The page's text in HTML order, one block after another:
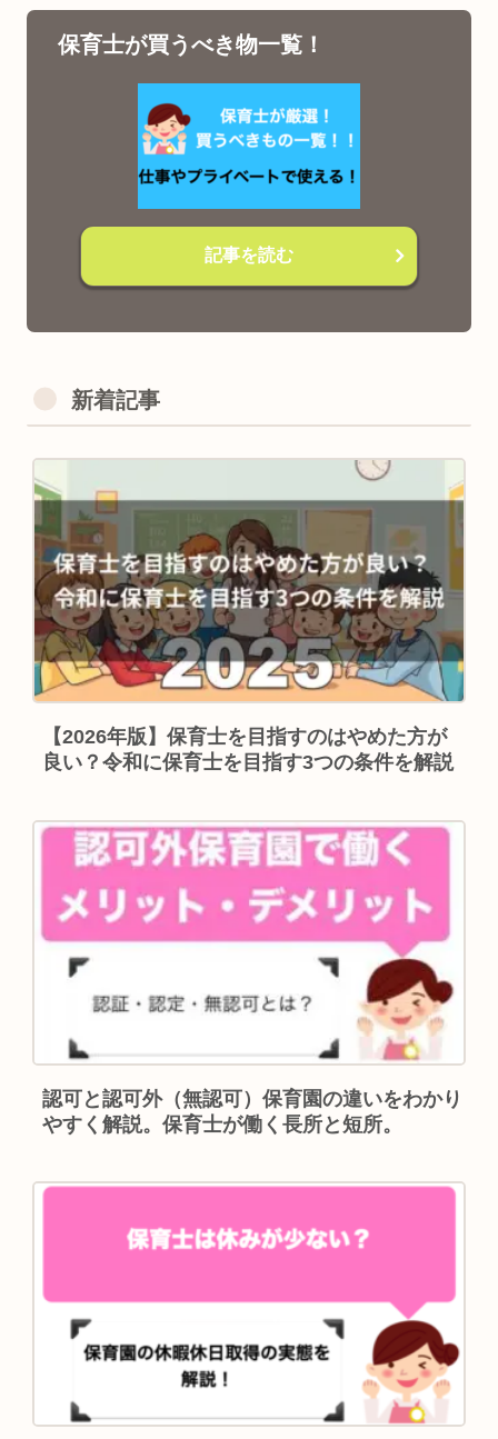
保育士が買うべき物一覧！
記事を読む
新着記事
【2026年版】保育士を目指すのはやめた方が
良い？令和に保育士を目指す3つの条件を解説
認可と認可外（無認可）保育園の違いをわかり
やすく解説。保育士が働く長所と短所。